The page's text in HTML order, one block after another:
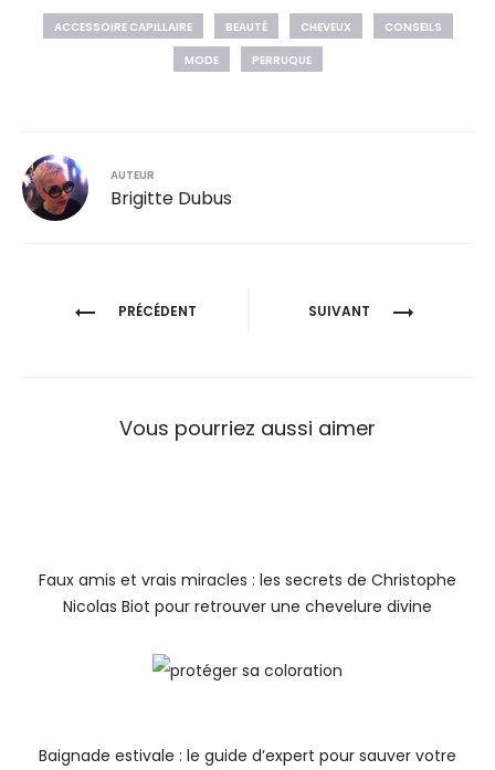
ACCESSOIRE CAPILLAIRE BEAUTÉ CHEVEUX
CONSEILS
MODE
PERRUQUE
AUTEUR
Brigitte Dubus
PRÉCÉDENT SUIVANT
Vous pourriez aussi aimer
Faux amis et vrais miracles : les secrets de Christophe
Nicolas Biot pour retrouver une chevelure divine
Baignade estivale : le guide d’expert pour sauver votre